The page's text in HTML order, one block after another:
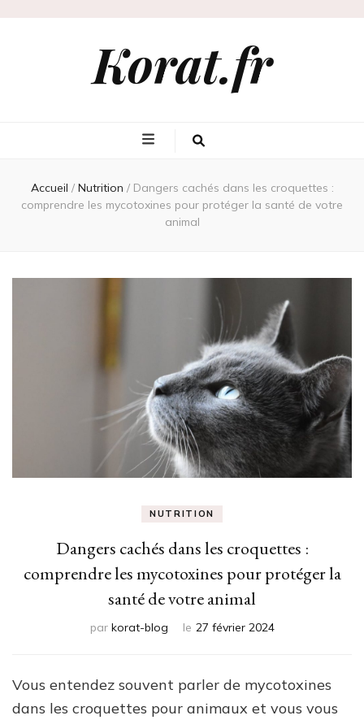
Korat.fr
Accueil / Nutrition / Dangers cachés dans les croquettes :
comprendre les mycotoxines pour protéger la santé de votre
animal
NUTRITION
Dangers cachés dans les croquettes :
comprendre les mycotoxines pour protéger la
santé de votre animal
par korat-blog le 27 février 2024
Vous entendez souvent parler de mycotoxines
dans les croquettes pour animaux et vous vous